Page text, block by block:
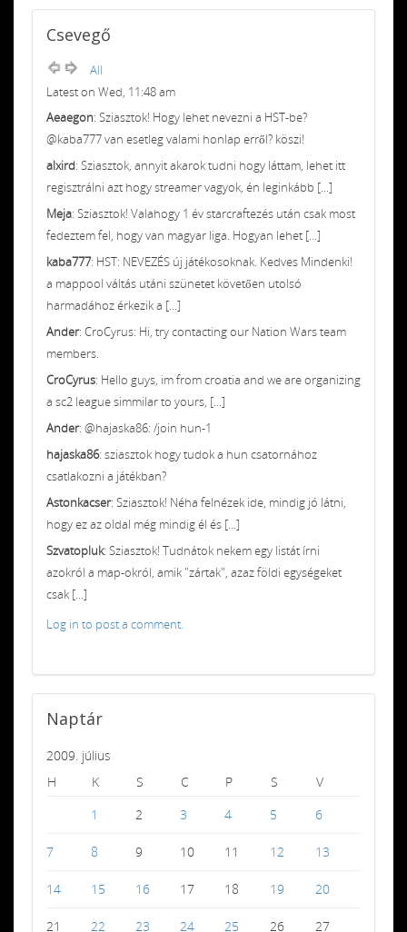
Csevegő
All
Latest on Wed, 11:48 am
Aeaegon: Sziasztok! Hogy lehet nevezni a HST-be?
@kaba777 van esetleg valami honlap erről? köszi!
alxird: Sziasztok, annyit akarok tudni hogy láttam, lehet itt
regisztrálni azt hogy streamer vagyok, én leginkább [...]
Meja: Sziasztok! Valahogy 1 év starcraftezés után csak most
fedeztem fel, hogy van magyar liga. Hogyan lehet [...]
kaba777: HST: NEVEZÉS új játékosoknak. Kedves Mindenki!
a mappool váltás utáni szünetet követően utolsó
harmadához érkezik a [...]
Ander: CroCyrus: Hi, try contacting our Nation Wars team
members.
CroCyrus: Hello guys, im from croatia and we are organizing
a sc2 league simmilar to yours, [...]
Ander: @hajaska86: /join hun-1
hajaska86: sziasztok hogy tudok a hun csatornához
csatlakozni a játékban?
Astonkacser: Sziasztok! Néha felnézek ide, mindig jó látni,
hogy ez az oldal még mindig él és [...]
Szvatopluk: Sziasztok! Tudnátok nekem egy listát írni
azokról a map-okról, amik "zártak", azaz földi egységeket
csak [...]
Log in to post a comment.
Naptár
2009. július
H
K S C P S
V
1
2 3 4 5 6
7 8 9 10 11 12 13
14 15 16 17 18 19 20
21 22 23 24 25 26 27